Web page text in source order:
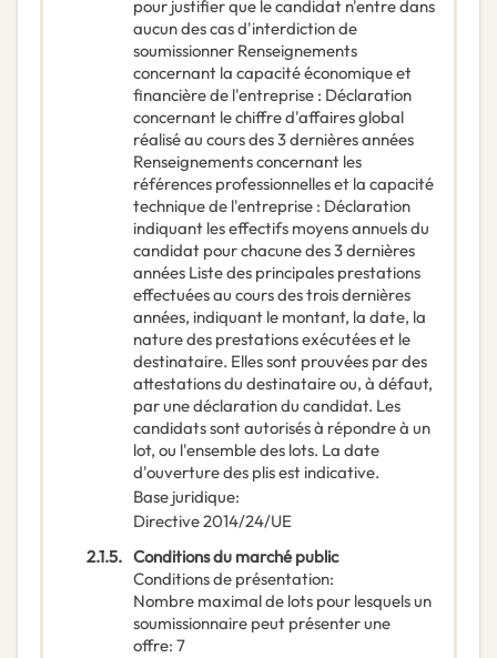
pour justifier que le candidat n'entre dans
aucun des cas d'interdiction de
soumissionner Renseignements
concernant la capacité économique et
financière de l'entreprise : Déclaration
concernant le chiffre d'affaires global
réalisé au cours des 3 dernières années
Renseignements concernant les
références professionnelles et la capacité
technique de l'entreprise : Déclaration
indiquant les effectifs moyens annuels du
candidat pour chacune des 3 dernières
années Liste des principales prestations
effectuées au cours des trois dernières
années, indiquant le montant, la date, la
nature des prestations exécutées et le
destinataire. Elles sont prouvées par des
attestations du destinataire ou, à défaut,
par une déclaration du candidat. Les
candidats sont autorisés à répondre à un
lot, ou l'ensemble des lots. La date
d'ouverture des plis est indicative.
Base juridique:
Directive 2014/24/UE
2.1.5. Conditions du marché public
Conditions de présentation:
Nombre maximal de lots pour lesquels un
soumissionnaire peut présenter une
offre: 7